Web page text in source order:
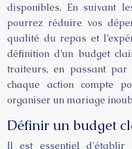
disponibles. En suivant
pourrez réduire vos
qualité du repas et
définition d’un budget
traiteurs, en passant
chaque action compte
organiser un mariage
Définir un budget
Il est essentiel